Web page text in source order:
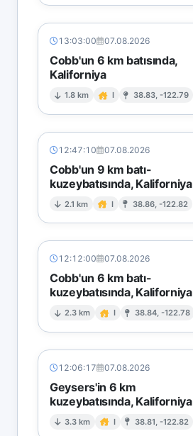
13:03:00 07.08.2026
Cobb'un 6 km batısında,
Kaliforniya
1.8 km I 38.83, -122.79
12:47:10 07.08.2026
Cobb'un 9 km batı-
kuzeybatısında, Kaliforniya
2.1 km I 38.86, -122.82
12:12:00 07.08.2026
Cobb'un 6 km batı-
kuzeybatısında, Kaliforniya
2.3 km I 38.84, -122.78
12:06:17 07.08.2026
Geysers'in 6 km
kuzeybatısında, Kaliforniya
3.3 km I 38.81, -122.82